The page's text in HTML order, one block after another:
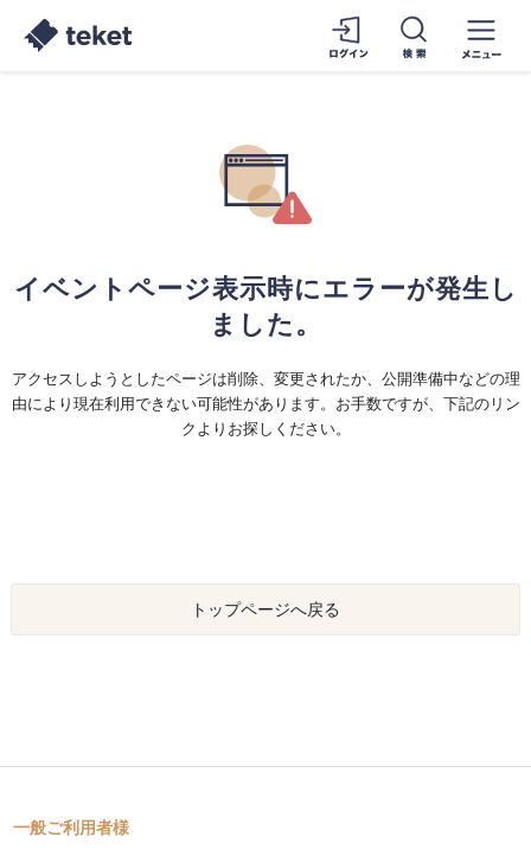
イベントページ表示時にエラーが発生し
ました。
アクセスしようとしたページは削除、変更されたか、公開準備中などの理
由により現在利用できない可能性があります。お手数ですが、下記のリン
クよりお探しください。
トップページへ戻る
一般ご利用者様